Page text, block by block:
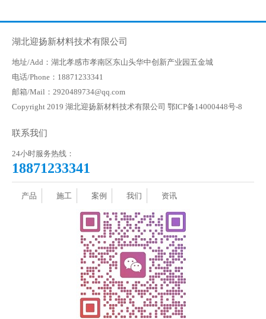
湖北迎扬新材料技术有限公司
地址/Add：湖北孝感市孝南区东山头华中创新产业园五金城
电话/Phone：18871233341
邮箱/Mail：2920489734@qq.com
Copyright 2019 湖北迎扬新材料技术有限公司 鄂ICP备14000448号-8
联系我们
24小时服务热线：
18871233341
产品 施工 案例 我们 资讯